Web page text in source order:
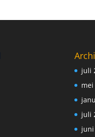
juli
mei
juli
juni